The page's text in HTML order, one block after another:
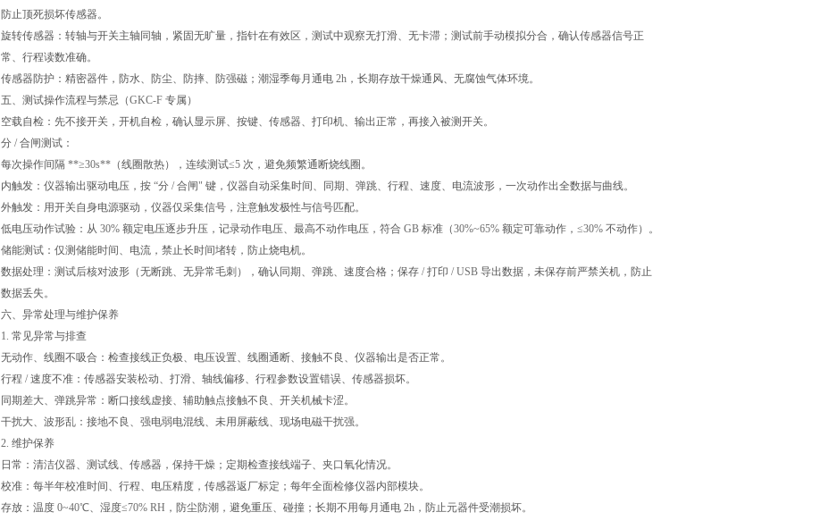
防止顶死损坏传感器。
旋转传感器：转轴与开关主轴同轴，紧固无旷量，指针在有效区，测试中观察无打滑、无卡滞；测试前手动模拟分合，确认传感器信号正
常、行程读数准确。
传感器防护：精密器件，防水、防尘、防摔、防强磁；潮湿季每月通电 2h ，长期存放干燥通风、无腐蚀气体环境。
五、测试操作流程与禁忌（GKC-F 专属）
空载自检：先不接开关，开机自检，确认显示屏、按键、传感器、打印机、输出正常，再接入被测开关。
分 /合闸测试：
每次操作间隔 **≥30s** （线圈散热），连续测试≤5 次，避免频繁通断烧线圈。
内触发：仪器输出驱动电压，按 “分 /合闸" 键，仪器自动采集时间、同期、弹跳、行程、速度、电流波形，一次动作出全数据与曲线。
外触发：用开关自身电源驱动，仪器仅采集信号，注意触发极性与信号匹配。
低电压动作试验：从 30% 额定电压逐步升压，记录动作电压、最高不动作电压，符合 GB 标准（30%~65% 额定可靠动作， ≤30% 不动作）。
储能测试：仅测储能时间、电流，禁止长时间堵转，防止烧电机。
数据处理：测试后核对波形（无断跳、无异常毛刺），确认同期、弹跳、速度合格；保存 /打印 / USB 导出数据，未保存前严禁关机，防止
数据丢失。
六、异常处理与维护保养
1. 常见异常与排查
无动作、线圈不吸合：检查接线正负极、电压设置、线圈通断、接触不良、仪器输出是否正常。
行程 /速度不准：传感器安装松动、打滑、轴线偏移、行程参数设置错误、传感器损坏。
同期差大、弹跳异常：断口接线虚接、辅助触点接触不良、开关机械卡涩。
干扰大、波形乱：接地不良、强电弱电混线、未用屏蔽线、现场电磁干扰强。
2. 维护保养
日常：清洁仪器、测试线、传感器，保持干燥；定期检查接线端子、夹口氧化情况。
校准：每半年校准时间、行程、电压精度，传感器返厂标定；每年全面检修仪器内部模块。
存放：温度 0~40℃、湿度≤70% RH ，防尘防潮，避免重压、碰撞；长期不用每月通电 2h ，防止元器件受潮损坏。